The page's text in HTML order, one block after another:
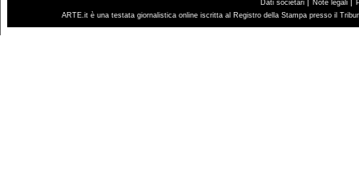
Dati societari | Note legali |
ARTE.it è una testata giornalistica online iscritta al Registro della Stampa presso il